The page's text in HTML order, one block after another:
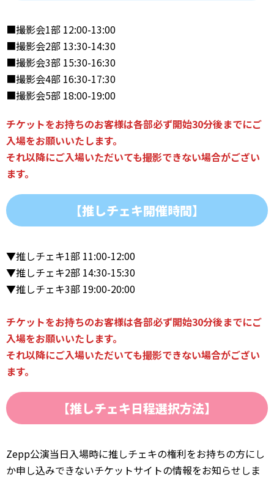
■撮影会1部 12:00-13:00
■撮影会2部 13:30-14:30
■撮影会3部 15:30-16:30
■撮影会4部 16:30-17:30
■撮影会5部 18:00-19:00
チケットをお持ちのお客様は各部必ず開始30分後までにご
入場をお願いいたします。
それ以降にご入場いただいても撮影できない場合がござい
ます。
【推しチェキ開催時間】
▼推しチェキ1部 11:00-12:00
▼推しチェキ2部 14:30-15:30
▼推しチェキ3部 19:00-20:00
チケットをお持ちのお客様は各部必ず開始30分後までにご
入場をお願いいたします。
それ以降にご入場いただいても撮影できない場合がござい
ます。
【推しチェキ日程選択方法】
Zepp公演当日入場時に推しチェキの権利をお持ちの方にし
か申し込みできないチケットサイトの情報をお知らせしま